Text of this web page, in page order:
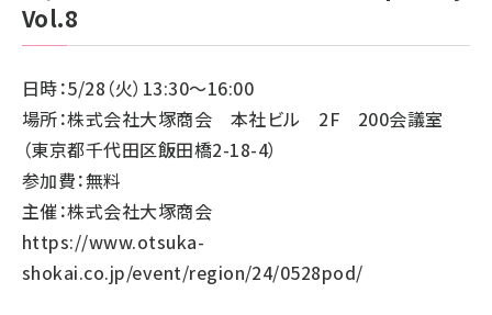
Vol.8
日時：5/28（火）13:30～16:00
場所：株式会社大塚商会 本社ビル 2F 200会議室
（東京都千代田区飯田橋2-18-4）
参加費：無料
主催：株式会社大塚商会
https://www.otsuka-
shokai.co.jp/event/region/24/0528pod/